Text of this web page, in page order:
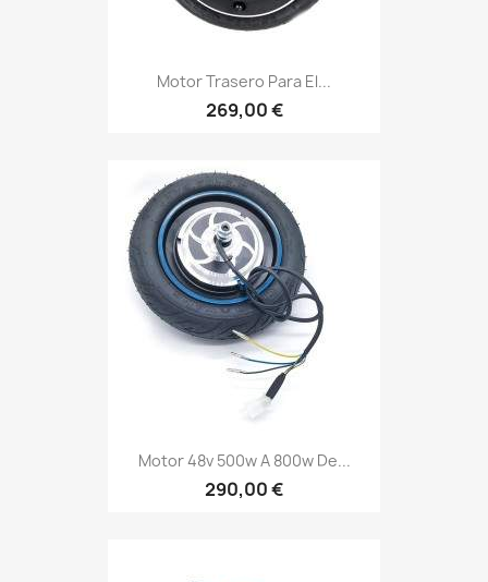
Motor Trasero Para El...
269,00 €
Motor 48v 500w A 800w De...
290,00 €